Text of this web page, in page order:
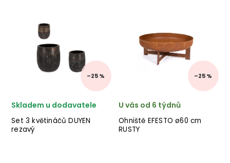
lakovaného kovu. ✅ krásný
nábytek ✅ kvalitní materiály
✅ nejnižší cena ✅...
jílu ve světlé barvě.
✅ krásný nábytek ✅ kvalitní
materiály ...
–25 %
Set 3 květináčů DUYEN
rezavý
Skladem u dodavatele
–25 %
Ohniště EFESTO ø60 cm
RUSTY
U vás od 6 týdnů